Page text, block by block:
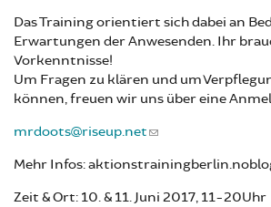
Das Training orientiert sich dabei an
Erwartungen der Anwesenden. Ihr
Vorkenntnisse!
Um Fragen zu klären und um
können, freuen wir uns über eine
mrdoots@riseup.net
Mehr Infos:
Zeit & Ort: 10. & 11. Juni 2017, 11-20Uhr